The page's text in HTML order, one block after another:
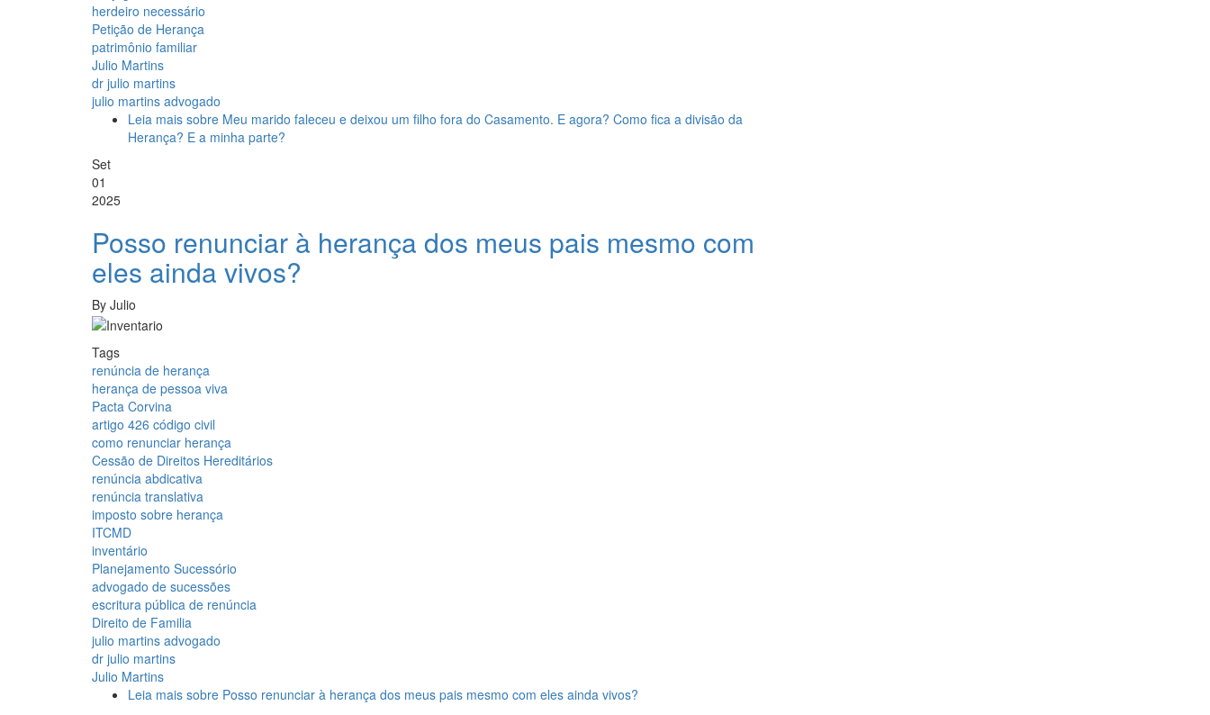
herdeiro necessário
Petição de Herança
patrimônio familiar
Julio Martins
dr julio martins
julio martins advogado
Leia mais sobre Meu marido faleceu e deixou um filho fora do Casamento. E agora? Como fica a divisão da
Herança? E a minha parte?
Set
01
2025
Posso renunciar à herança dos meus pais mesmo com
eles ainda vivos?
By Julio
Tags
renúncia de herança
herança de pessoa viva
Pacta Corvina
artigo 426 código civil
como renunciar herança
Cessão de Direitos Hereditários
renúncia abdicativa
renúncia translativa
imposto sobre herança
ITCMD
inventário
Planejamento Sucessório
advogado de sucessões
escritura pública de renúncia
Direito de Familia
julio martins advogado
dr julio martins
Julio Martins
Leia mais sobre Posso renunciar à herança dos meus pais mesmo com eles ainda vivos?